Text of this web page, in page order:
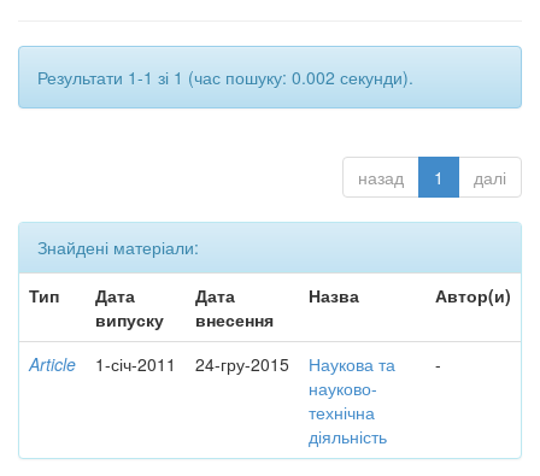
Результати 1-1 зі 1 (час пошуку: 0.002 секунди).
назад 1 далі
Знайдені матеріали:
Тип
Дата
випуску
Дата
внесення
Назва Автор(и)
Article 1-січ-2011 24-гру-2015
Наукова та
науково-
технічна
діяльність
-